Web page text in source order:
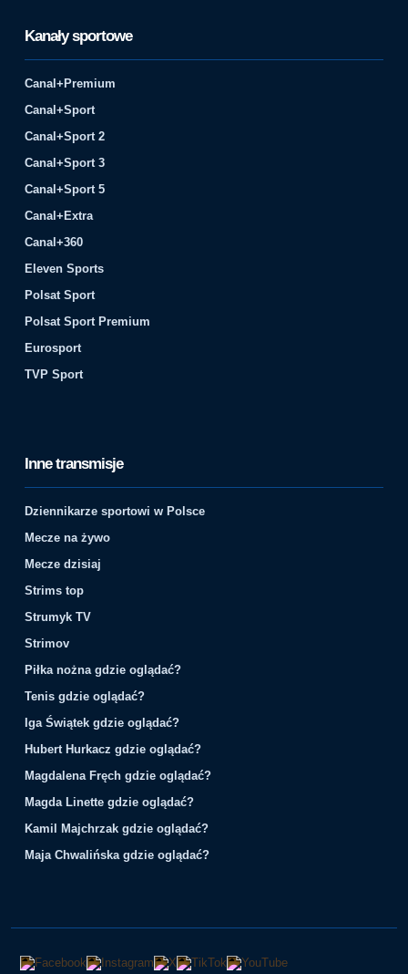
Kanały sportowe
Canal+Premium
Canal+Sport
Canal+Sport 2
Canal+Sport 3
Canal+Sport 5
Canal+Extra
Canal+360
Eleven Sports
Polsat Sport
Polsat Sport Premium
Eurosport
TVP Sport
Inne transmisje
Dziennikarze sportowi w Polsce
Mecze na żywo
Mecze dzisiaj
Strims top
Strumyk TV
Strimov
Piłka nożna gdzie oglądać?
Tenis gdzie oglądać?
Iga Świątek gdzie oglądać?
Hubert Hurkacz gdzie oglądać?
Magdalena Fręch gdzie oglądać?
Magda Linette gdzie oglądać?
Kamil Majchrzak gdzie oglądać?
Maja Chwalińska gdzie oglądać?